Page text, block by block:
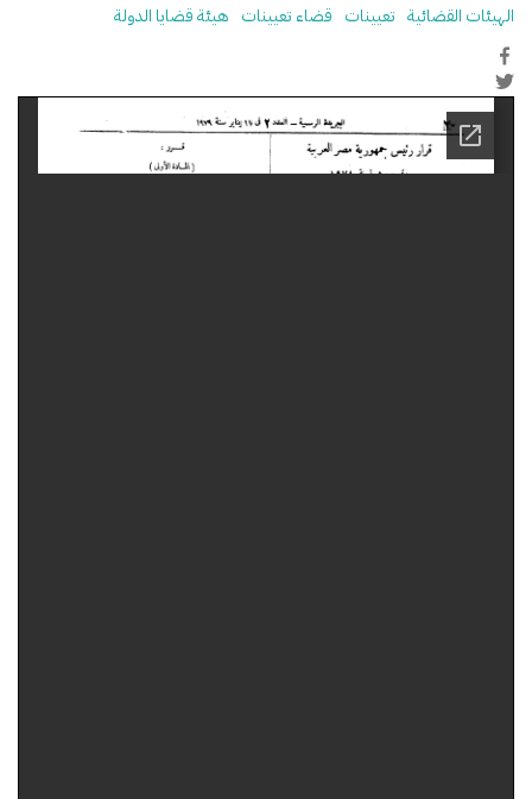
الهيئات القضائية تعيينات قضاء تعيينات هيئة قضايا الدولة